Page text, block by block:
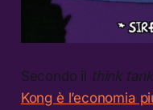
Secondo il think tank
Kong è l’economia